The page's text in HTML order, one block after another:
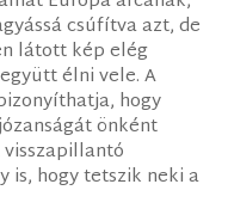
csúfítva azt, de
látott kép elég
élni vele. A
hogy
önként
is, hogy tetszik neki a